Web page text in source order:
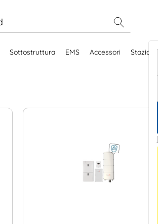
Sottostruttura EMS Accessori